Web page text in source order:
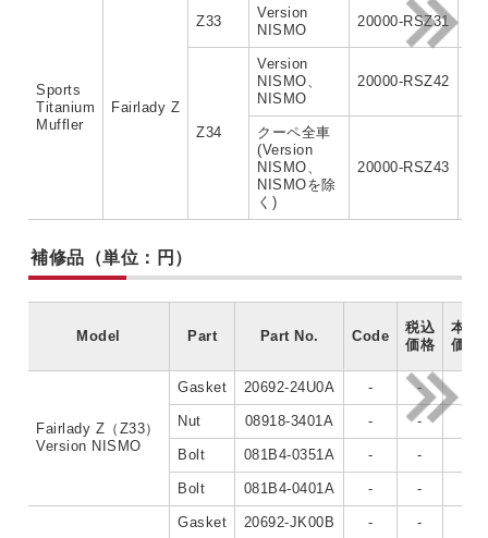
Sports
Titanium
Muffler
Fairlady Z
Z33
Version
NISMO
20000-RSZ31
Z34
Version
NISMO、
NISMO
20000-RSZ42
クーペ全車
(Version
NISMO、
NISMOを除
く)
20000-RSZ43
補修品（単位：円）
Model Part Part No. Code
税込
価格
本体
価格
Fairlady Z（Z33）
Version NISMO
Gasket 20692-24U0A - -
Nut 08918-3401A - -
Bolt 081B4-0351A - -
Bolt 081B4-0401A - -
Gasket 20692-JK00B - -